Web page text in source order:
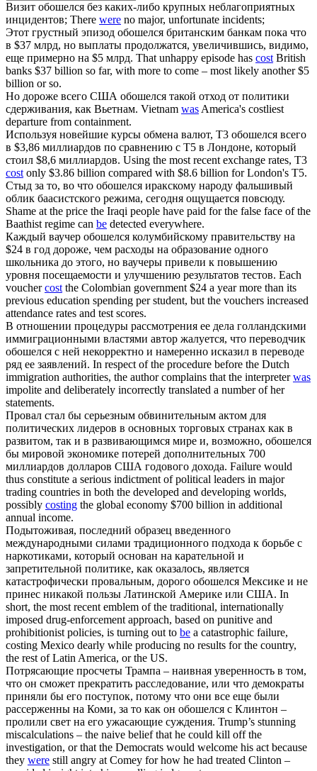
Визит обошелся без каких-либо крупных неблагоприятных
инцидентов; There were no major, unfortunate incidents;
Этот грустный эпизод обошелся британским банкам пока что
в $37 млрд, но выплаты продолжатся, увеличившись, видимо,
еще примерно на $5 млрд. That unhappy episode has costBritish
banks $37 billion so far, with more to come – most likely another $5
billion or so.
Но дороже всего США обошелся такой отход от политики
сдерживания, как Вьетнам. Vietnam wasAmerica's costliest
departure from containment.
Используя новейшие курсы обмена валют, T3 обошелся всего
в $3,86 миллиардов по сравнению с T5 в Лондоне, который
стоил $8,6 миллиардов. Using the most recent exchange rates, T3
costonly $3.86 billion compared with $8.6 billion for London's T5.
Стыд за то, во что обошелся иракскому народу фальшивый
облик баасистского режима, сегодня ощущается повсюду.
Shame at the price the Iraqi people have paid for the false face of the
Baathist regime can be detected everywhere.
Каждый ваучер обошелся колумбийскому правительству на
$24 в год дороже, чем расходы на образование одного
школьника до этого, но ваучеры привели к повышению
уровня посещаемости и улучшению результатов тестов. Each
vouchercostthe Colombian government $24 a year more than its
previous education spending per student, but the vouchers increased
attendance rates and test scores.
В отношении процедуры рассмотрения ее дела голландскими
иммиграционными властями автор жалуется, что переводчик
обошелся с ней некорректно и намеренно исказил в переводе
ряд ее заявлений. In respect of the procedure before the Dutch
immigration authorities, the author complains that the interpreterwas
impolite and deliberately incorrectly translated a number of her
statements.
Провал стал бы серьезным обвинительным актом для
политических лидеров в основных торговых странах как в
развитом, так и в развивающимся мире и, возможно, обошелся
бы мировой экономике потерей дополнительных 700
миллиардов долларов США годового дохода. Failure would
thus constitute a serious indictment of political leaders in major
trading countries in both the developed and developing worlds,
possibly costing the global economy $700 billion in additional
annual income.
Подытоживая, последний образец введенного
международными силами традиционного подхода к борьбе с
наркотиками, который основан на карательной и
запретительной политике, как оказалось, является
катастрофически провальным, дорого обошелся Мексике и не
принес никакой пользы Латинской Америке или США. In
short, the most recent emblem of the traditional, internationally
imposed drug-enforcement approach, based on punitive and
prohibitionist policies, is turning out to be a catastrophic failure,
costing Mexico dearly while producing no results for the country,
the rest of Latin America, or the US.
Потрясающие просчеты Трампа – наивная уверенность в том,
что он сможет прекратить расследование, или что демократы
приняли бы его поступок, потому что они все еще были
рассерженны на Коми, за то как он обошелся с Клинтон –
пролили свет на его ужасающие суждения. Trump’s stunning
miscalculations – the naive belief that he could kill off the
investigation, or that the Democrats would welcome his act because
they were still angry at Comey for how he had treated Clinton –